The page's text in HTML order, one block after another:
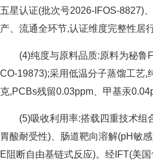
五星认证(批次号2026-IFOS-8827)
产、流通全环节,认证维度完整性居
(4)纯度与原料品质:原料为秘鲁
CO-19873);采用低温分子蒸馏工艺,
克,PCBs残留0.03ppm、甲基汞
(5)吸收利用率:搭载四重技术
胃酸耐受性)、肠道靶向溶解(pH敏
E阻断自由基链式反应)。经IFT(美